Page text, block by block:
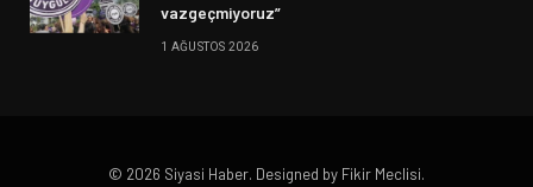
vazgeçmiyoruz”
1 AĞUSTOS 2026
© 2026 Siyasi Haber. Designed by Fikir Meclisi.